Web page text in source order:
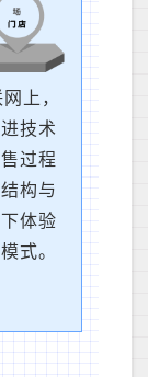
上，
技术
过程
构与
体验
式。